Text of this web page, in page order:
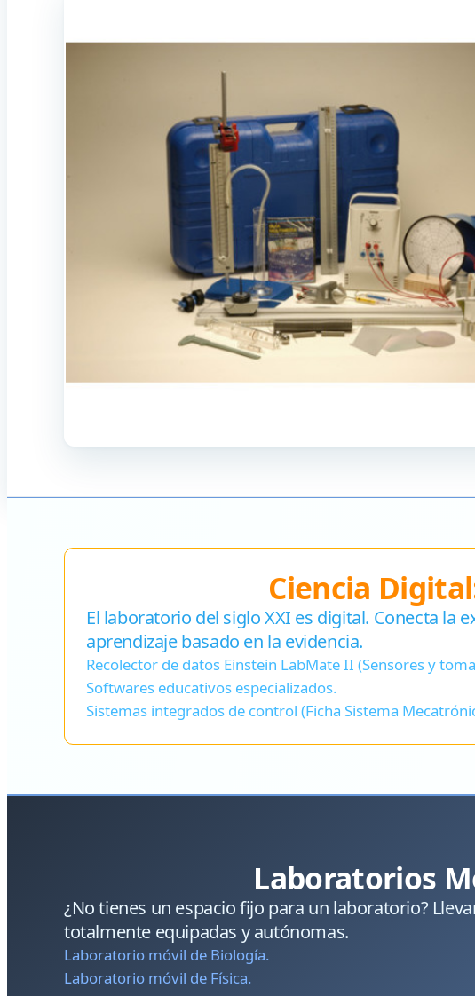
Ciencia
El laboratorio del siglo XXI es digital. Conecta
aprendizaje basado en la evidencia.
Recolector de datos Einstein LabMate II (Sensores y
Softwares educativos especializados.
Sistemas integrados de control (Ficha Sistema
Laboratorios
¿No tienes un espacio fijo para un laboratorio?
totalmente equipadas y autónomas.
Laboratorio móvil de Biología.
Laboratorio móvil de Física.